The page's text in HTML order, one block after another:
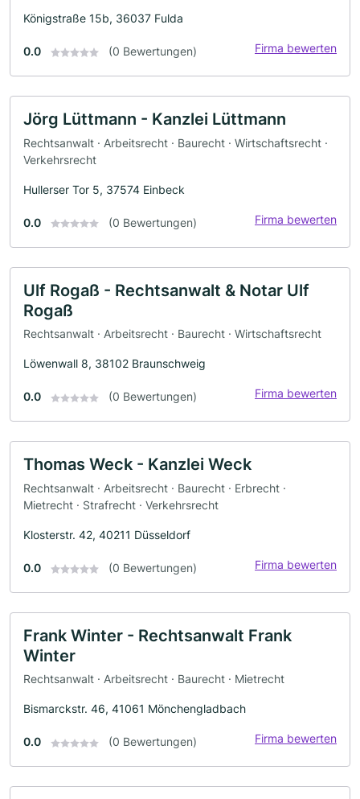
Königstraße 15b, 36037 Fulda
0.0 (0 Bewertungen) Firma bewerten
Jörg Lüttmann - Kanzlei Lüttmann
Rechtsanwalt · Arbeitsrecht · Baurecht · Wirtschaftsrecht ·
Verkehrsrecht
Hullerser Tor 5, 37574 Einbeck
0.0 (0 Bewertungen) Firma bewerten
Ulf Rogaß - Rechtsanwalt & Notar Ulf
Rogaß
Rechtsanwalt · Arbeitsrecht · Baurecht · Wirtschaftsrecht
Löwenwall 8, 38102 Braunschweig
0.0 (0 Bewertungen) Firma bewerten
Thomas Weck - Kanzlei Weck
Rechtsanwalt · Arbeitsrecht · Baurecht · Erbrecht ·
Mietrecht · Strafrecht · Verkehrsrecht
Klosterstr. 42, 40211 Düsseldorf
0.0 (0 Bewertungen) Firma bewerten
Frank Winter - Rechtsanwalt Frank
Winter
Rechtsanwalt · Arbeitsrecht · Baurecht · Mietrecht
Bismarckstr. 46, 41061 Mönchengladbach
0.0 (0 Bewertungen) Firma bewerten